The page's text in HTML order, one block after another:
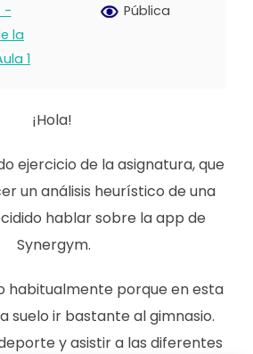
-
la
1
Pública
¡Hola!
ejercicio de la asignatura, que
un análisis heurístico de una
hablar sobre la app de
Synergym.
habitualmente porque en esta
suelo ir bastante al gimnasio.
y asistir a las diferentes